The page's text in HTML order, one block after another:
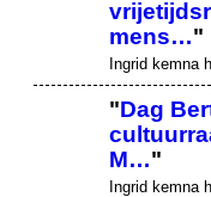
mens…"
Ingrid kemna
"Dag
M…"
Ingrid kemna